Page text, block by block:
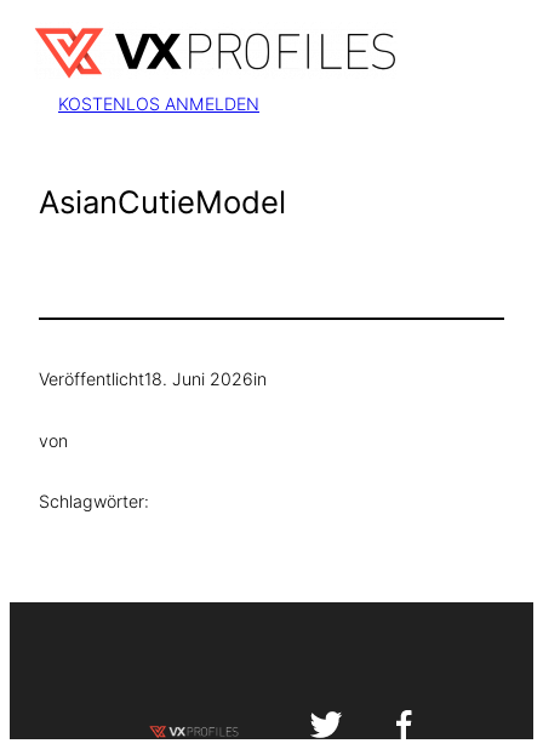
Inhalt
springen
KOSTENLOS ANMELDEN
AsianCutieModel
Veröffentlicht18. Juni 2026in
von
Schlagwörter: